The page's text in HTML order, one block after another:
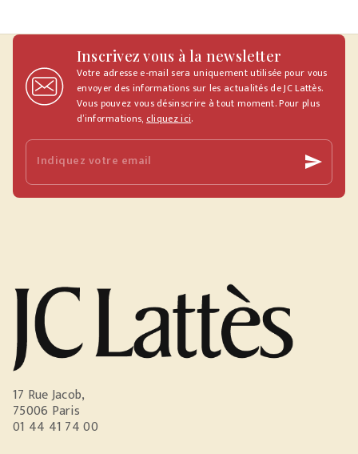
Inscrivez vous à la newsletter
Votre adresse e-mail sera uniquement utilisée pour vous
envoyer des informations sur les actualités de JC Lattès.
Vous pouvez vous désinscrire à tout moment. Pour plus
d’informations, cliquez ici.
Indiquez votre email send
17 Rue Jacob,
75006 Paris
01 44 41 74 00